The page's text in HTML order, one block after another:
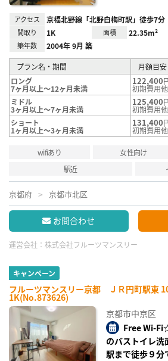
アクセス 京福北野線「北野白梅町駅」徒歩7分
間取り 1K 面積 22.35m²
築年数 2004年 9月 築
プラン名・期間
月額目安
ロング
7ヶ月以上～12ヶ月未満
122,400
初期費用
ミドル
3ヶ月以上～7ヶ月未満
125,400
初期費用
ショート
1ヶ月以上～3ヶ月未満
131,400
初期費用
wifiあり 女性向け
駅近
京都府 京都市北区
お問合わせ
運営会社： 株式会社フルーツマンスリー
キャンペーン
フルーツマンスリー京都 ＪＲ円町駅東
1K(No.873626)
京都市中京区
Free Wi-
のバストイレ
駅まで徒歩９